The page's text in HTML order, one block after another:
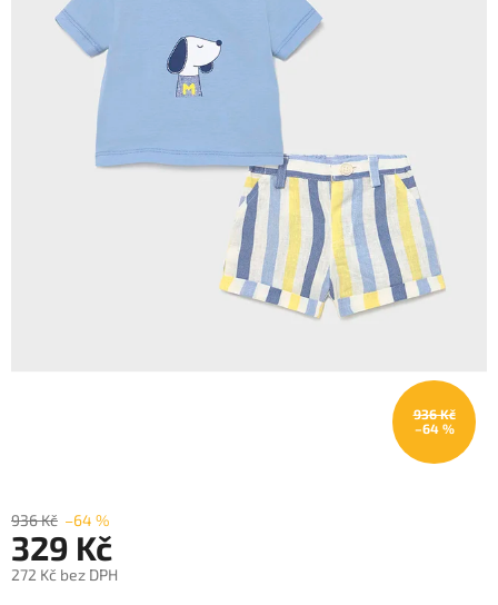
936 Kč
–64 %
936 Kč –64 %
329 Kč
272 Kč bez DPH